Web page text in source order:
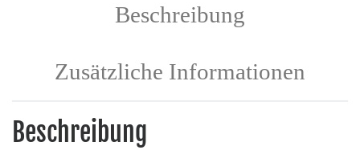
Beschreibung
Zusätzliche Informationen
Beschreibung